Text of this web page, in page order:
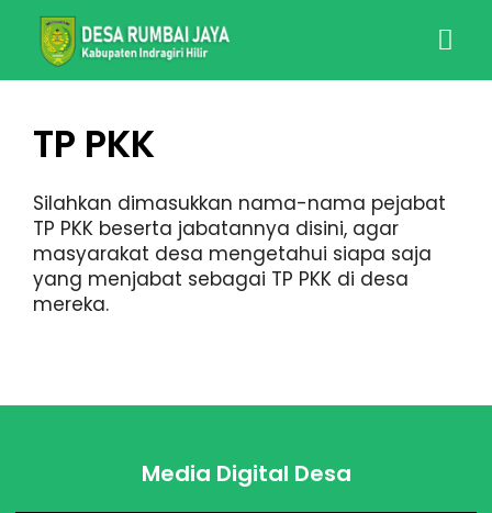
TP PKK
Silahkan dimasukkan nama-nama pejabat
TP PKK beserta jabatannya disini, agar
masyarakat desa mengetahui siapa saja
yang menjabat sebagai TP PKK di desa
mereka.
Media Digital Desa